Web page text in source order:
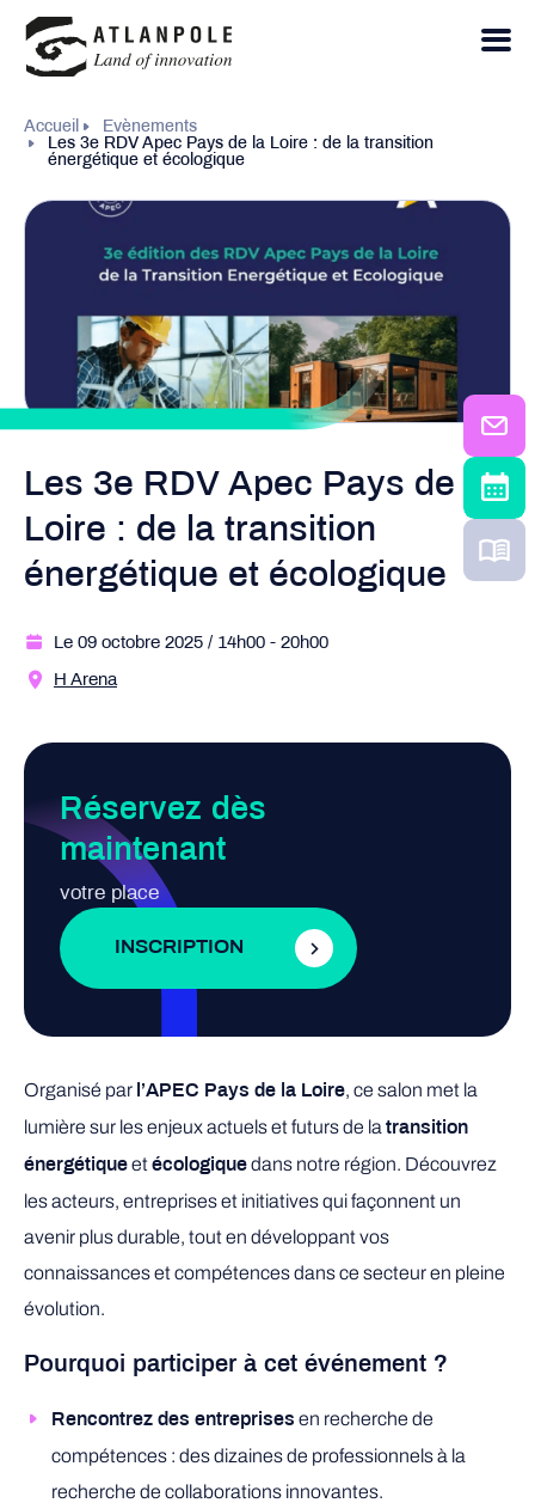
Accueil
Evènements
Les 3e RDV Apec Pays de la Loire : de la transition
énergétique et écologique
Les 3e RDV Apec Pays de la
Loire : de la transition
énergétique et écologique
Le 09 octobre 2025 / 14h00 - 20h00
H Arena
Réservez dès
maintenant
votre place
INSCRIPTION
Organisé par l’APEC Pays de la Loire, ce salon met la
lumière sur les enjeux actuels et futurs de la transition
énergétique et écologique dans notre région. Découvrez
les acteurs, entreprises et initiatives qui façonnent un
avenir plus durable, tout en développant vos
connaissances et compétences dans ce secteur en pleine
évolution.
Pourquoi participer à cet événement ?
Rencontrez des entreprises en recherche de
compétences : des dizaines de professionnels à la
recherche de collaborations innovantes.